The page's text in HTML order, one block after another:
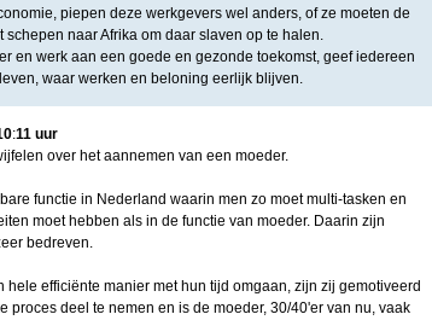
piepen deze werkgevers wel anders, of ze moeten de
schepen naar Afrika om daar slaven op te halen.
en werk aan een goede en gezonde toekomst, geef iedereen
waar werken en beloning eerlijk blijven.
:11 uur
over het aannemen van een moeder.
functie in Nederland waarin men zo moet multi-tasken en
moet hebben als in de functie van moeder. Daarin zijn
bedreven.
hele efficiënte manier met hun tijd omgaan, zijn zij gemotiveerd
proces deel te nemen en is de moeder, 30/40'er van nu, vaak